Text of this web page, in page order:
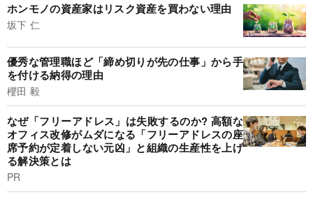
ホンモノの資産家はリスク資産を買わない理由
坂下 仁
優秀な管理職ほど「締め切りが先の仕事」から手
を付ける納得の理由
櫻田 毅
なぜ「フリーアドレス」は失敗するのか? 高額な
オフィス改修がムダになる「フリーアドレスの座
席予約が定着しない元凶」と組織の生産性を上げ
る解決策とは
PR